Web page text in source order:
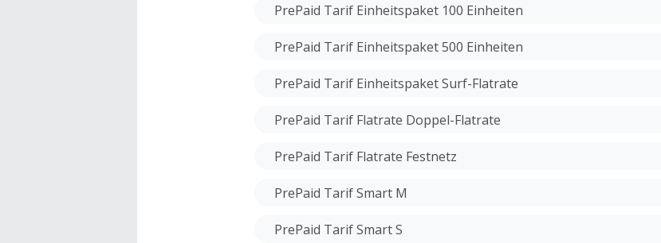
PrePaid Tarif Einheitspaket 100 Einheiten
PrePaid Tarif Einheitspaket 500 Einheiten
PrePaid Tarif Einheitspaket Surf-Flatrate
PrePaid Tarif Flatrate Doppel-Flatrate
PrePaid Tarif Flatrate Festnetz
PrePaid Tarif Smart M
PrePaid Tarif Smart S